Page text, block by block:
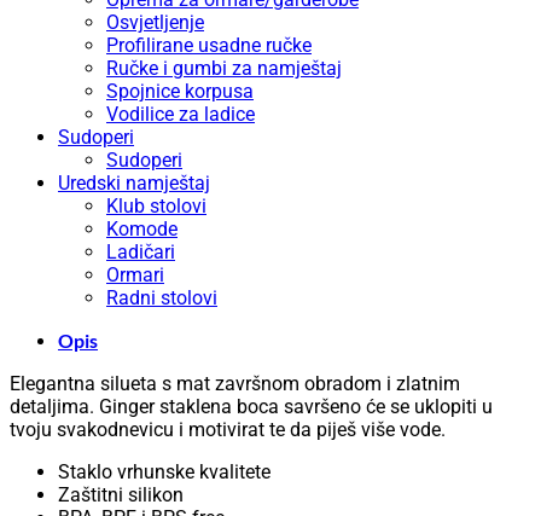
Osvjetljenje
Profilirane usadne ručke
Ručke i gumbi za namještaj
Spojnice korpusa
Vodilice za ladice
Sudoperi
Sudoperi
Uredski namještaj
Klub stolovi
Komode
Ladičari
Ormari
Radni stolovi
Opis
Elegantna silueta s mat završnom obradom i zlatnim
detaljima. Ginger staklena boca savršeno će se uklopiti u
tvoju svakodnevicu i motivirat te da piješ više vode.
Staklo vrhunske kvalitete
Zaštitni silikon